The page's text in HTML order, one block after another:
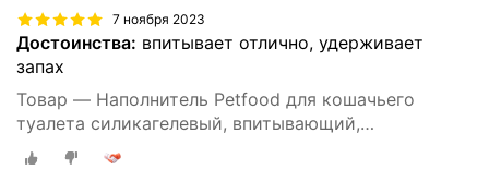
7 ноября 2023
Достоинства: впитывает отлично, удерживает
запах
Товар — Наполнитель Petfood для кошачьего
туалета силикагелевый, впитывающий,
кристаллический, зеленые гранулы, 20 кг, 50 л.